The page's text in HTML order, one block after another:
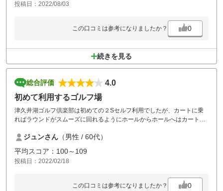
投稿日：2022/08/03
この口コミは参考になりましたか？ 0
続きを見る
総合評価
4.0
初めて利用するゴルフ場
津久井湖ゴルフ倶楽部は初めての２Sセルフ利用でしたが、カートに乗
ればラウンドがスムーズに回れるようにホールからホールへはカートが
た。食事付きのプランでしたがメニューは豊富で美味しく頂きました。
とてもコスパが取れていて良かったと思います。
ジュンさん （男性 / 60代）
平均スコア：100～109
投稿日：2022/02/18
この口コミは参考になりましたか？ 0